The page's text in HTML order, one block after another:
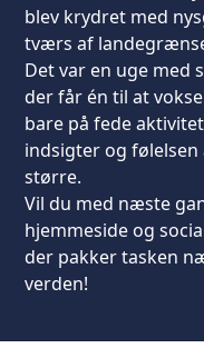
blev krydret med
tværs af
Det var en uge med
der får én til at
bare på fede
indsigter og
større.
Vil du med næste
hjemmeside og
der pakker tasken
verden!